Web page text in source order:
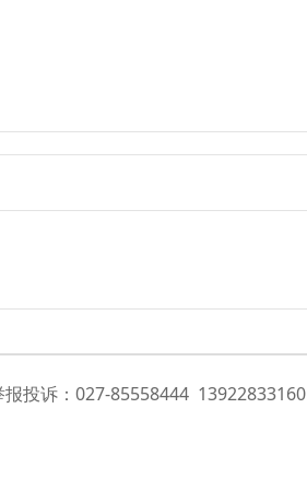
投诉：027-85558444 13922833160